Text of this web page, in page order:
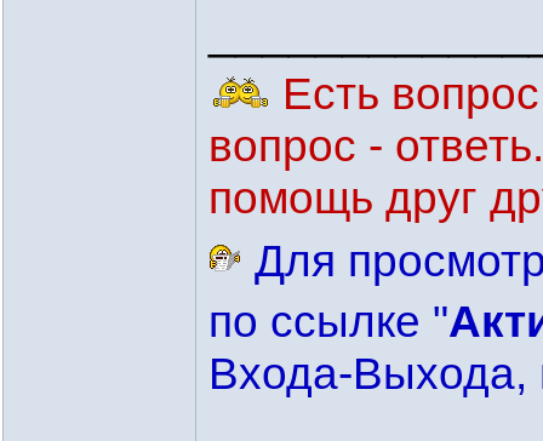
Есть
вопрос -
помощь друг
Для
по ссылке "
Входа-Выхода,